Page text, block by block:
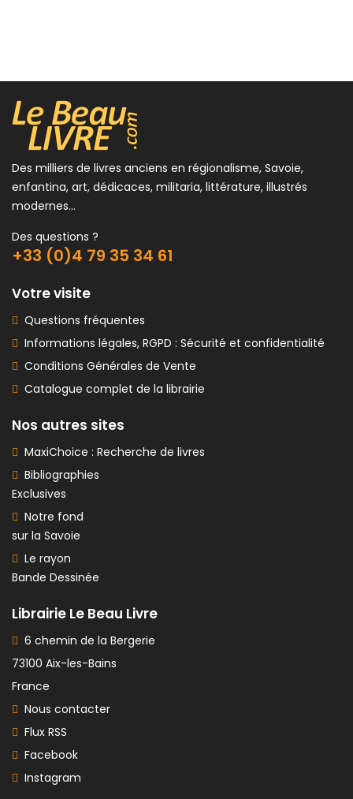
Des milliers de livres anciens en régionalisme, Savoie,
enfantina, art, dédicaces, militaria, littérature, illustrés
modernes...
Des questions ?
+33 (0)4 79 35 34 61
Votre visite
Questions fréquentes
Informations légales, RGPD : Sécurité et confidentialité
Conditions Générales de Vente
Catalogue complet de la librairie
Nos autres sites
MaxiChoice : Recherche de livres
Bibliographies
Exclusives
Notre fond
sur la Savoie
Le rayon
Bande Dessinée
Librairie Le Beau Livre
6 chemin de la Bergerie
73100 Aix-les-Bains
France
Nous contacter
Flux RSS
Facebook
Instagram